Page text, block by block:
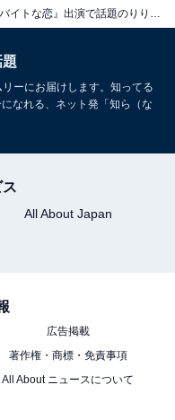
ーにお届けします。知ってる
なれる、ネット発「知ら（な
All About Japan
広告掲載
著作権・商標・免責事項
All About ニュースについて